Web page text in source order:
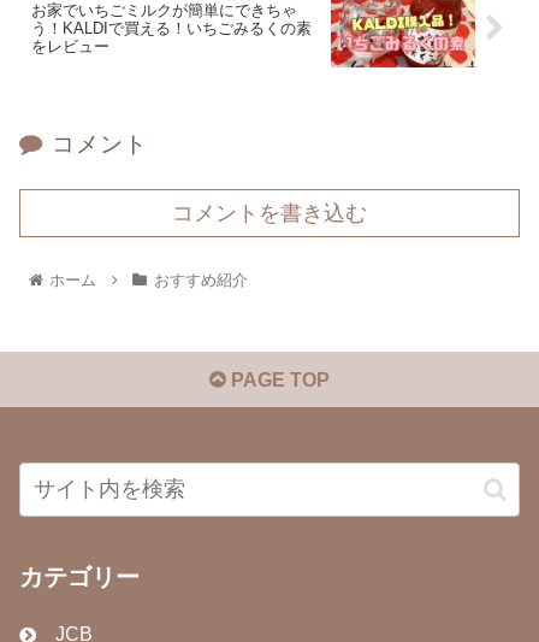
お家でいちごミルクが簡単にできちゃ
う！KALDIで買える！いちごみるくの素
をレビュー
コメント
コメントを書き込む
ホーム おすすめ紹介
PAGE TOP
カテゴリー
JCB